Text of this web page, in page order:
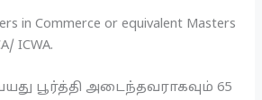
in Commerce or equivalent Masters
ICWA.
பூர்த்தி அடைந்தவராகவும் 65